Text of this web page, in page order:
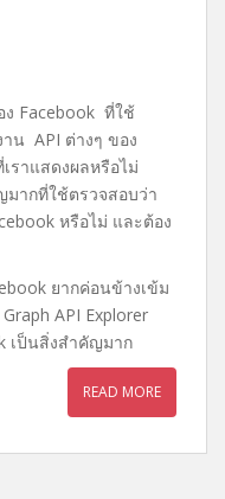
ง Facebook ที่ใช้
น API ต่างๆ ของ
ราแสดงผลหรือไม่
ากที่ใช้ตรวจสอบว่า
หรือไม่ และต้อง
ยากค่อนข้างเข้ม
API Explorer
เป็นสิ่งสำคัญมาก
READ MORE